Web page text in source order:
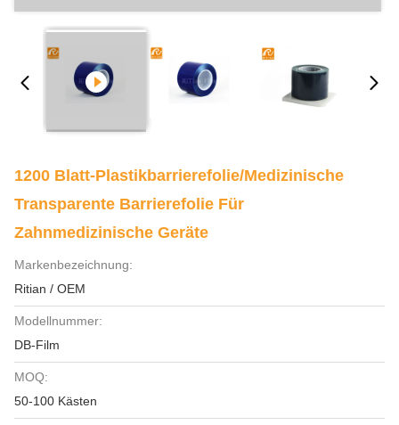
1200 Blatt-Plastikbarrierefolie/medizinische
Transparente Barrierefolie Für
Zahnmedizinische Geräte
Markenbezeichnung:
Ritian / OEM
Modellnummer:
DB-Film
MOQ:
50-100 Kästen